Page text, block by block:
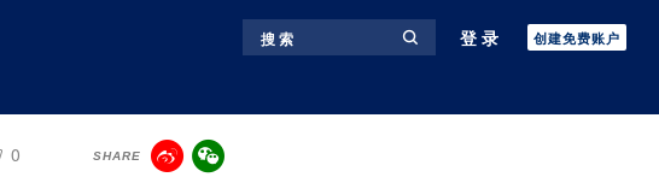
搜 索 登录 创建免费账户
0 SHARE